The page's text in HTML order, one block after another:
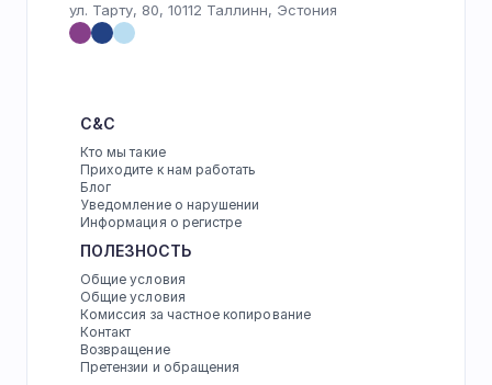
C&C
Кто мы такие
Приходите к нам работать
Блог
Уведомление о нарушении
Информация о регистре
ПОЛЕЗНОСТЬ
Общие условия
Общие условия
Комиссия за частное копирование
Контакт
Возвращение
Претензии и обращения
ул. Тарту, 80, 10112 Таллинн, Эстония